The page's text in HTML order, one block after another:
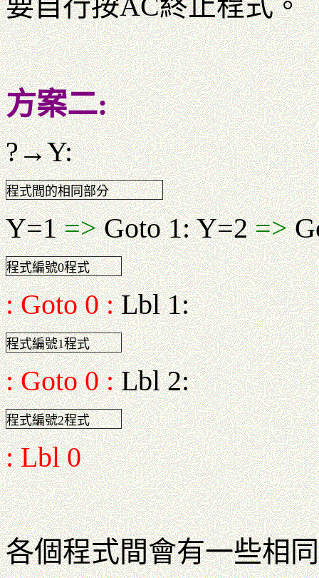
方案二:
?→Y:
程式間的相同部分
Y=1=>Goto 1: Y=2=>
程式編號0程式
: Goto 0 :Lbl 1:
程式編號1程式
: Goto 0 :Lbl 2:
程式編號2程式
: Lbl 0
各個程式間會有一些相